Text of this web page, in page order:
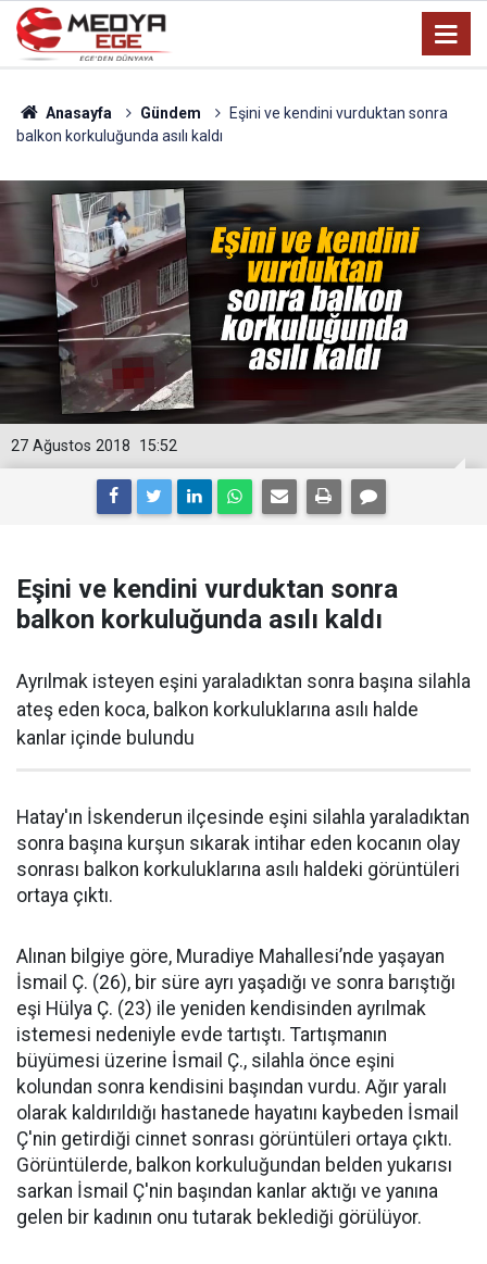
Anasayfa Gündem
Eşini ve kendini vurduktan sonra
balkon korkuluğunda asılı kaldı
15:52
27 Ağustos 2018
Eşini ve kendini vurduktan sonra
balkon korkuluğunda asılı kaldı
Ayrılmak isteyen eşini yaraladıktan sonra başına silahla
ateş eden koca, balkon korkuluklarına asılı halde
kanlar içinde bulundu
Hatay'ın İskenderun ilçesinde eşini silahla yaraladıktan
sonra başına kurşun sıkarak intihar eden kocanın olay
sonrası balkon korkuluklarına asılı haldeki görüntüleri
ortaya çıktı.
Alınan bilgiye göre, Muradiye Mahallesi’nde yaşayan
İsmail Ç. (26), bir süre ayrı yaşadığı ve sonra barıştığı
eşi Hülya Ç. (23) ile yeniden kendisinden ayrılmak
istemesi nedeniyle evde tartıştı. Tartışmanın
büyümesi üzerine İsmail Ç., silahla önce eşini
kolundan sonra kendisini başından vurdu. Ağır yaralı
olarak kaldırıldığı hastanede hayatını kaybeden İsmail
Ç'nin getirdiği cinnet sonrası görüntüleri ortaya çıktı.
Görüntülerde, balkon korkuluğundan belden yukarısı
sarkan İsmail Ç'nin başından kanlar aktığı ve yanına
gelen bir kadının onu tutarak beklediği görülüyor.